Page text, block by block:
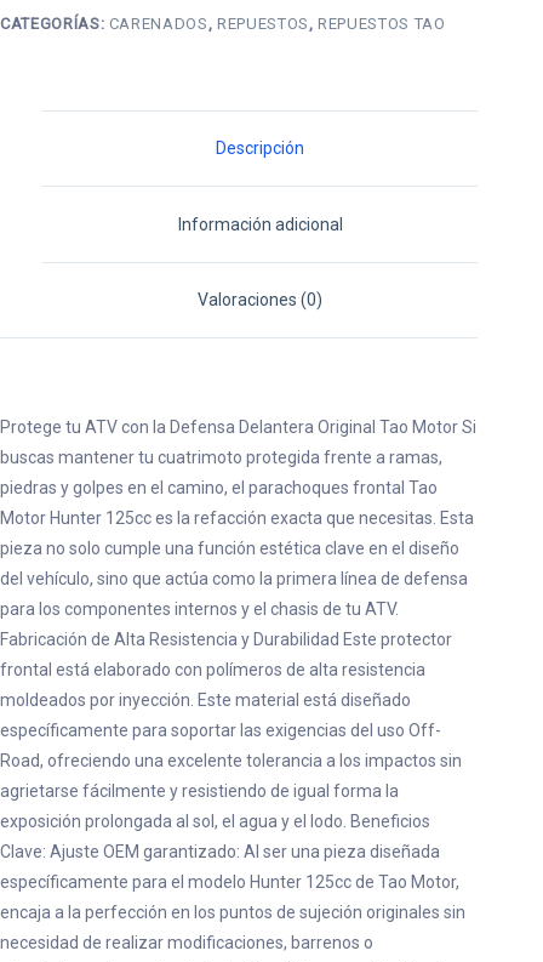
Tao
125cc
CATEGORÍAS: CARENADOS , REPUESTOS , REPUESTOS TAO
Descripción
Información adicional
Valoraciones (0)
Protege tu ATV con la Defensa Delantera Original Tao Motor Si
buscas mantener tu cuatrimoto protegida frente a ramas,
piedras y golpes en el camino, el parachoques frontal Tao
Motor Hunter 125cc es la refacción exacta que necesitas. Esta
pieza no solo cumple una función estética clave en el diseño
del vehículo, sino que actúa como la primera línea de defensa
para los componentes internos y el chasis de tu ATV.
Fabricación de Alta Resistencia y Durabilidad Este protector
frontal está elaborado con polímeros de alta resistencia
moldeados por inyección. Este material está diseñado
específicamente para soportar las exigencias del uso Off-
Road, ofreciendo una excelente tolerancia a los impactos sin
agrietarse fácilmente y resistiendo de igual forma la
exposición prolongada al sol, el agua y el lodo. Beneficios
Clave: Ajuste OEM garantizado: Al ser una pieza diseñada
específicamente para el modelo Hunter 125cc de Tao Motor,
encaja a la perfección en los puntos de sujeción originales sin
necesidad de realizar modificaciones, barrenos o